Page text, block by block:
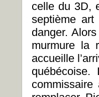
celle du 3D,
septième art
danger.
murmure la
accueille
québécoise.